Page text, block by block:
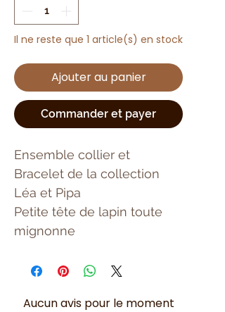
Il ne reste que 1 article(s) en stock
Ajouter au panier
Commander et payer
Ensemble collier et
Bracelet de la collection
Léa et Pipa
Petite tête de lapin toute
mignonne
Aucun avis pour le moment